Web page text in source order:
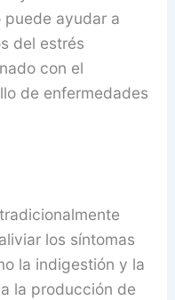
puede ayudar a
del estrés
con el
de enfermedades
los síntomas
la indigestión y la
la producción de